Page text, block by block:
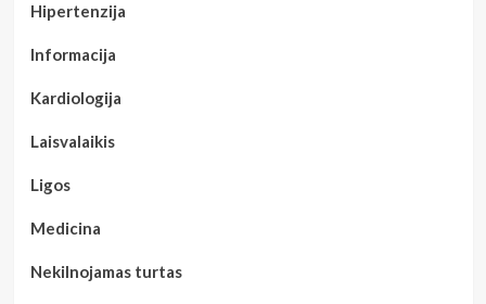
Hipertenzija
Informacija
Kardiologija
Laisvalaikis
Ligos
Medicina
Nekilnojamas turtas